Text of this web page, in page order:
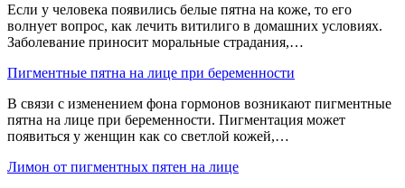
Если у человека появились белые пятна на коже, то его
волнует вопрос, как лечить витилиго в домашних условиях.
Заболевание приносит моральные страдания,…
Пигментные пятна на лице при беременности
В связи с изменением фона гормонов возникают пигментные
пятна на лице при беременности. Пигментация может
появиться у женщин как со светлой кожей,…
Лимон от пигментных пятен на лице